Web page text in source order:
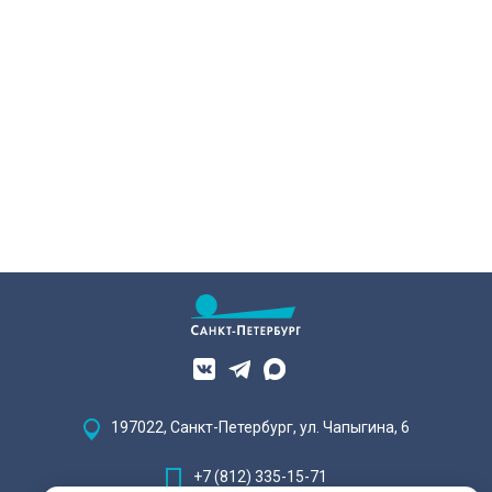
197022, Санкт-Петербург, ул. Чапыгина, 6
+7 (812) 335-15-71